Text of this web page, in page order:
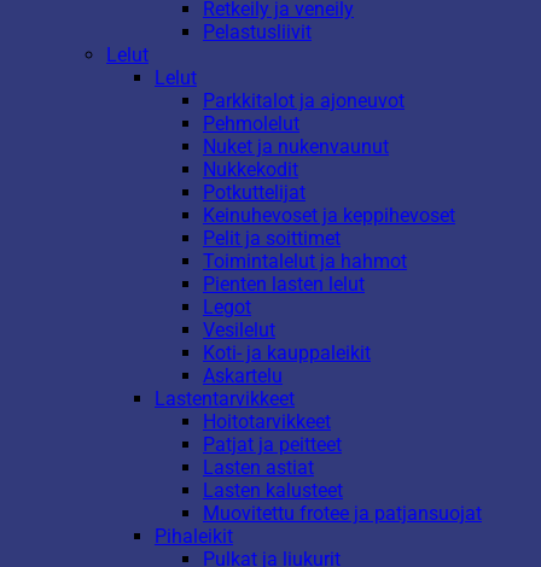
Retkeily ja veneily
Pelastusliivit
Lelut
Lelut
Parkkitalot ja ajoneuvot
Pehmolelut
Nuket ja nukenvaunut
Nukkekodit
Potkuttelijat
Keinuhevoset ja keppihevoset
Pelit ja soittimet
Toimintalelut ja hahmot
Pienten lasten lelut
Legot
Vesilelut
Koti- ja kauppaleikit
Askartelu
Lastentarvikkeet
Hoitotarvikkeet
Patjat ja peitteet
Lasten astiat
Lasten kalusteet
Muovitettu frotee ja patjansuojat
Pihaleikit
Pulkat ja liukurit